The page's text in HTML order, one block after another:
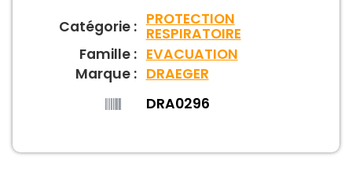
Catégorie :PROTECTION
RESPIRATOIRE
Famille : EVACUATION
Marque : DRAEGER
DRA0296